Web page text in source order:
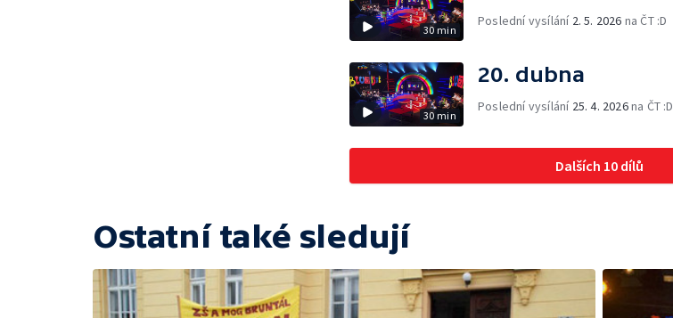
30 min
Poslední vysílání 2. 5. 2026 na ČT :D
30 min
20. dubna
Poslední vysílání 25. 4. 2026na ČT :D
Dalších 10 dílů
Ostatní také sledují